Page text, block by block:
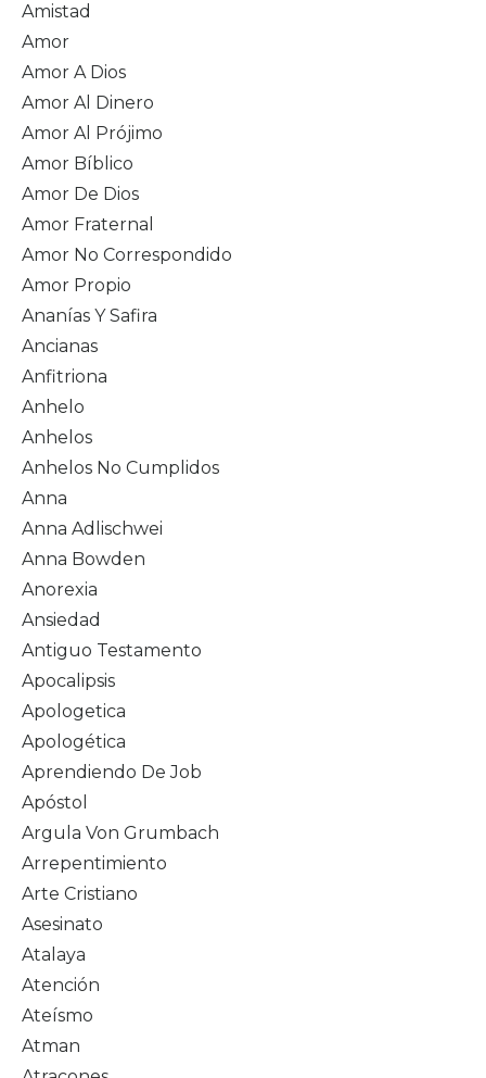
Amistad
Amor
Amor A Dios
Amor Al Dinero
Amor Al Prójimo
Amor Bíblico
Amor De Dios
Amor Fraternal
Amor No Correspondido
Amor Propio
Ananías Y Safira
Ancianas
Anfitriona
Anhelo
Anhelos
Anhelos No Cumplidos
Anna
Anna Adlischwei
Anna Bowden
Anorexia
Ansiedad
Antiguo Testamento
Apocalipsis
Apologetica
Apologética
Aprendiendo De Job
Apóstol
Argula Von Grumbach
Arrepentimiento
Arte Cristiano
Asesinato
Atalaya
Atención
Ateísmo
Atman